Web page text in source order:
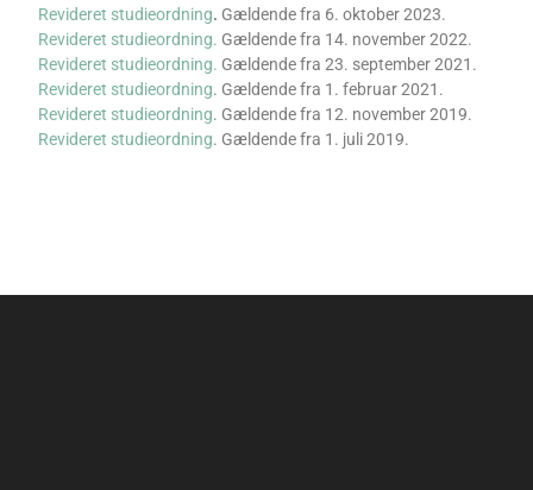
Revideret studieordning. Gældende fra 6. oktober 2023.
Revideret studieordning. Gældende fra 14. november 2022.
Revideret studieordning. Gældende fra 23. september 2021.
Revideret studieordning. Gældende fra 1. februar 2021.
Revideret studieordning. Gældende fra 12. november 2019.
Revideret studieordning. Gældende fra 1. juli 2019.